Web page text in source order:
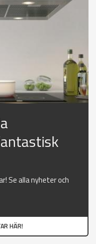
Se alla nyheter och
HÄR!